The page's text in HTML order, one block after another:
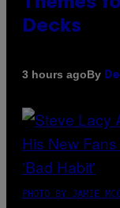
Decks
3 hours agoBy
PHOTO BY JAMIE